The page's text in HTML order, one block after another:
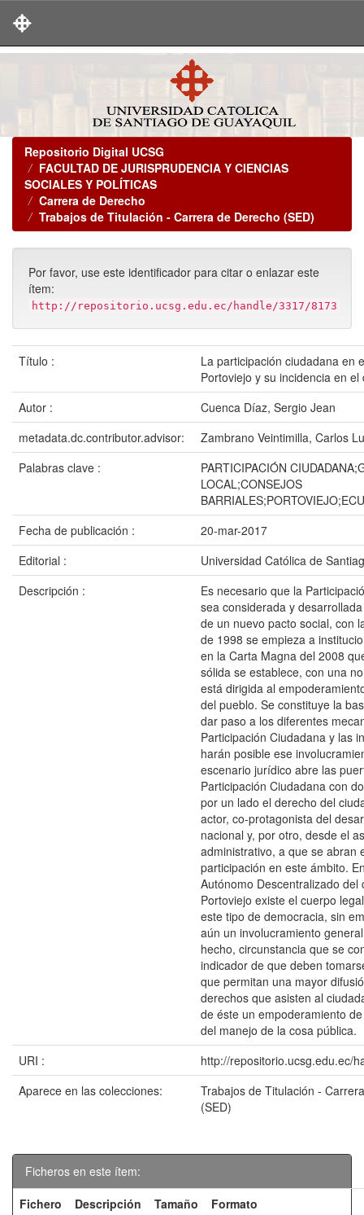
Repositorio Digital UCSG
FACULTAD DE JURISPRUDENCIA Y CIENCIAS
SOCIALES Y POLÍTICAS
Carrera de Derecho
Trabajos de Titulación - Carrera de Derecho (SED)
Por favor, use este identificador para citar o enlazar este
ítem:
http://repositorio.ucsg.edu.ec/handle/3317/8173
Título :
La participación ciudadana en
Portoviejo y su incidencia en
Autor :
Cuenca Díaz, Sergio Jean
metadata.dc.contributor.advisor:
Zambrano Veintimilla, Carlos
Palabras clave :
PARTICIPACIÓN
LOCAL;CONSEJOS
Fecha de publicación :
20-mar-2017
Editorial :
Universidad Católica de
Descripción :
Es necesario que la
sea considerada y
de un nuevo pacto social, con
de 1998 se empieza a
en la Carta Magna del 2008
sólida se establece, con una
está dirigida al
del pueblo. Se constituye la
dar paso a los diferentes
Participación Ciudadana y las
harán posible ese
escenario jurídico abre las
Participación Ciudadana con
por un lado el derecho del
actor, co-protagonista del
nacional y, por otro, desde el
administrativo, a que se abran
participación en este ámbito.
Autónomo Descentralizado del
Portoviejo existe el cuerpo
este tipo de democracia, sin
aún un involucramiento
hecho, circunstancia que se
indicador de que deben
que permitan una mayor
derechos que asisten al
de éste un empoderamiento
del manejo de la cosa pública.
URI :
http://repositorio.ucsg.edu.ec/
Aparece en las colecciones:
Trabajos de Titulación -
(SED)
Ficheros en este ítem:
Fichero
Descripción Tamaño
Formato